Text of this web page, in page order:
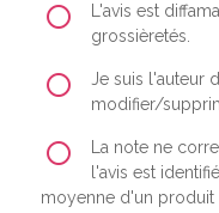
L'avis est
grossièretés.
Je suis l'auteur
modifier/
La note ne
l'avis est
moyenne d'un produit